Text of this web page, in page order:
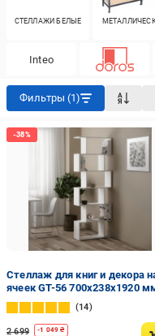
СТЕЛЛАЖИ БЕЛЫЕ
Inteo
Фильтры (1)
Стеллаж для книг и декора
ячеек GT-56 700х238х1920
Белый
14
2 699 -1 049 ₴